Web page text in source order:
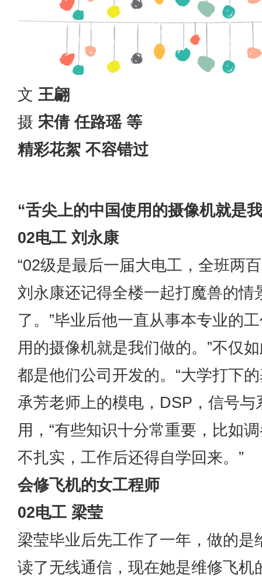
文 王翩
摄 宋倩任路瑶 等
精彩花絮 不容错过
“舌尖上的中国使用的摄像机就是
02电工 刘永康
“02级是最后一届大电工，全班两
刘永康还记得全楼一起打魔兽的情
了。”毕业后他一直从事本专业的
用的摄像机就是我们做的。”不仅
都是他们公司开发的。“大学打下
承芳老师上的模电，DSP，信号
用，“有些知识十分常重要，比如
不扎实，工作后还得自学回来。”
会修飞机的女工程师
02电工 梁莹
梁莹毕业后先工作了一年，做的
读了无线通信，现在她是维修飞